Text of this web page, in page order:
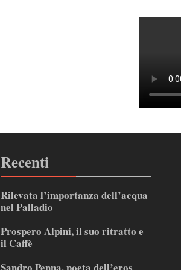
Recenti
Rilevata l’importanza dell’acqua
nel Palladio
Prospero Alpini, il suo ritratto e
il Caffè